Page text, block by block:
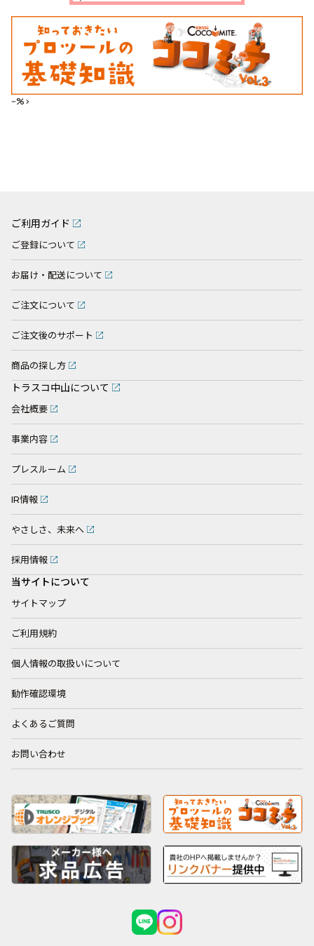
--%>
ご利用ガイド
ご登録について
お届け・配送について
ご注文について
ご注文後のサポート
商品の探し方
トラスコ中山について
会社概要
事業内容
プレスルーム
IR情報
やさしさ、未来へ
採用情報
当サイトについて
サイトマップ
ご利用規約
個人情報の取扱いについて
動作確認環境
よくあるご質問
お問い合わせ